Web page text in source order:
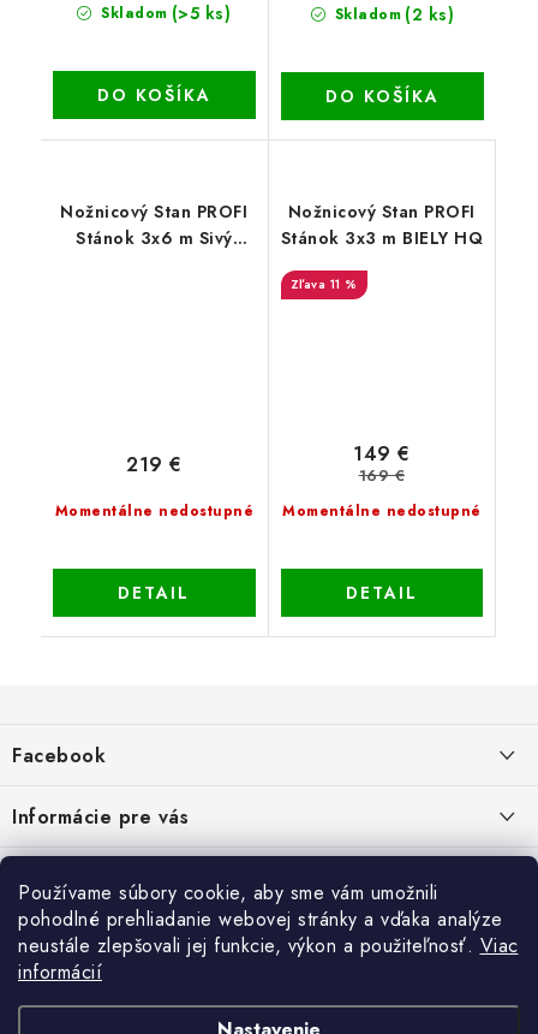
Používame súbory cookie, aby sme vám umožnili
pohodlné prehliadanie webovej stránky a vďaka analýze
neustále zlepšovali jej funkcie, výkon a použiteľnosť. Viac
informácií
Skladom (>5 ks)
DO KOŠÍKA
Skladom (2 ks)
DO KOŠÍKA
Nožnicový Stan PROFI
Stánok 3x6 m Sivý
Momentálne nedostupné
219 €
DETAIL
Nožnicový Stan PROFI
Stánok 3x3 m BIELY HQ
11 %
Momentálne nedostupné
149 €
169 €
DETAIL
p
ä
t
i
Facebook
Informácie pre vás
Dopravné a platobné podmienky
Galéria od Zákaznikov
Kontakt
Blog
Krycie plachty, ešte lepšia kvalita
TIPY A RADY AKO SADIŤ DO SKLENÍKA
Obchodné podmienky Ochrana osobných údajov
Alternatívne riešenie sporov online - RSO ČO SÚ TO „COOKIES“?